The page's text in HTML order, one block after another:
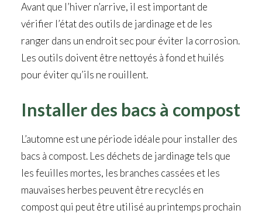
Avant que l’hiver n’arrive, il est important de
vérifier l’état des outils de jardinage et de les
ranger dans un endroit sec pour éviter la corrosion.
Les outils doivent être nettoyés à fond et huilés
pour éviter qu’ils ne rouillent.
Installer des bacs à compost
L’automne est une période idéale pour installer des
bacs à compost. Les déchets de jardinage tels que
les feuilles mortes, les branches cassées et les
mauvaises herbes peuvent être recyclés en
compost qui peut être utilisé au printemps prochain